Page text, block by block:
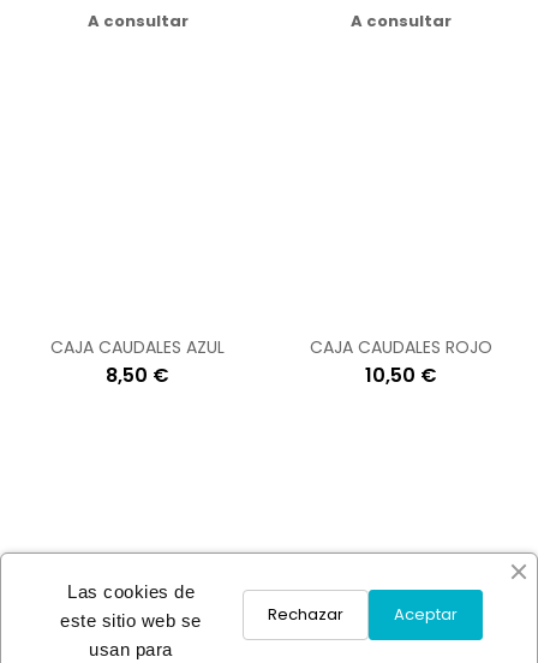
A consultar A consultar
CAJA CAUDALES AZUL
8,50 €
CAJA CAUDALES ROJO
10,50 €
Las cookies de
este sitio web se
usan para
Aceptar
Rechazar